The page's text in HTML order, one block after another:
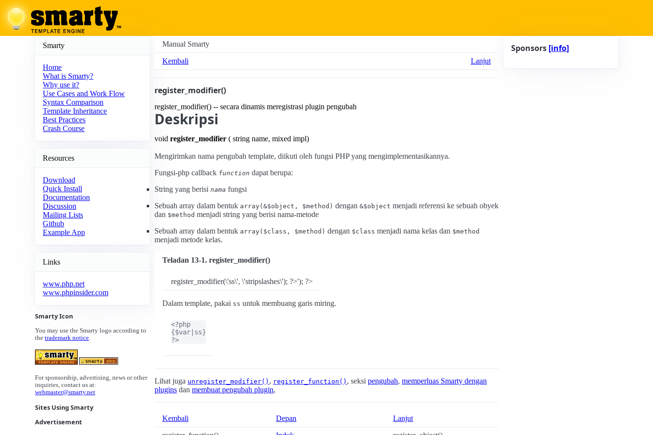
Smarty
Home
What is Smarty?
Why use it?
Use Cases and Work Flow
Syntax Comparison
Template Inheritance
Best Practices
Crash Course
Resources
Download
Quick Install
Documentation
Discussion
Mailing Lists
Github
Example App
Links
www.php.net
www.phpinsider.com
Smarty Icon
You may use the Smarty logo according to
the trademark notice.
For sponsorship, advertising, news or other
inquiries, contact us at:
webmaster@smarty.net
Sites Using Smarty
Advertisement
Manual Smarty
Kembali Lanjut
register_modifier()
register_modifier() -- secara dinamis meregistrasi plugin pengubah
Deskripsi
void register_modifier ( string name, mixed impl)
Mengirimkan nama pengubah template, diikuti oleh fungsi PHP yang mengimplementasikannya.
Fungsi-php callback function dapat berupa:
String yang berisi nama fungsi
Sebuah array dalam bentuk array(&$object, $method) dengan &$object menjadi referensi ke sebuah obyek
dan $method menjadi string yang berisi nama-metode
Sebuah array dalam bentuk array($class, $method) dengan $class menjadi nama kelas dan $method
menjadi metode kelas.
Teladan 13-1. register_modifier()
register_modifier(\'ss\', \'stripslashes\'); ?>'); ?>
Dalam template, pakai ss untuk membuang garis miring.
<?php
{$var|ss}
?>
Lihat juga unregister_modifier() , register_function() , seksi pengubah, memperluas Smarty dengan
plugins dan membuat pengubah plugin,
Kembali Depan Lanjut
Sponsors [info]